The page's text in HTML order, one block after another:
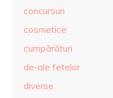
concursuri
cosmetice
cumpărături
de-ale fetelor
diverse